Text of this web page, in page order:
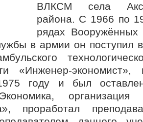
ВЛКСМ села
района. С 1966 по
рядах
в армии он поступил
«Инженер-
году и был
организация
проработал